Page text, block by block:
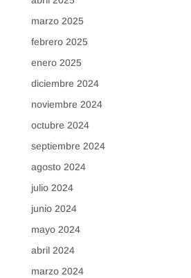
marzo 2025
febrero 2025
enero 2025
diciembre 2024
noviembre 2024
octubre 2024
septiembre 2024
agosto 2024
julio 2024
junio 2024
mayo 2024
abril 2024
marzo 2024